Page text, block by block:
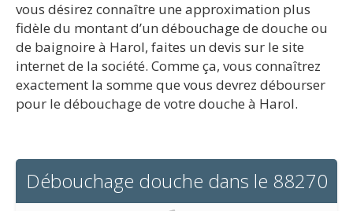
vous désirez connaître une approximation plus
fidèle du montant d’un débouchage de douche ou
de baignoire à Harol, faites un devis sur le site
internet de la société. Comme ça, vous connaîtrez
exactement la somme que vous devrez débourser
pour le débouchage de votre douche à Harol.
Débouchage douche dans le 88270